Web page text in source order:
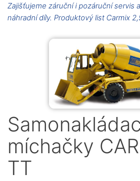
Zajišťujeme záruční i pozáruční servis
náhradní díly. Produktový list Carmix
míchačky
TT